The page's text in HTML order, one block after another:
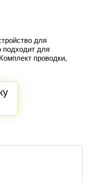
для
подходит для
проводки,